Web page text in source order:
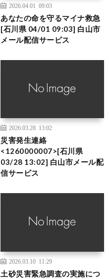
2026.04.01 09:03
あなたの命を守るマイナ救急
[石川県 04/01 09:03] 白山市
メール配信サービス
2026.03.28 13:02
災害発生連絡
<1260000007>[石川県
03/28 13:02] 白山市メール配
信サービス
2026.03.10 11:29
土砂災害緊急調査の実施につ